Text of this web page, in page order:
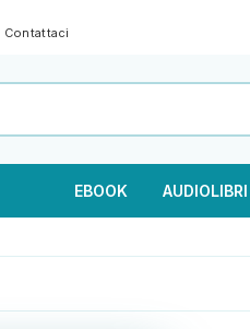
Contattaci
EBOOK AUDIOLIBRI